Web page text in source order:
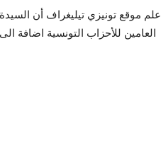
علم موقع تونيزي تيليغراف أن
العامين للأحزاب التونسية اضافة